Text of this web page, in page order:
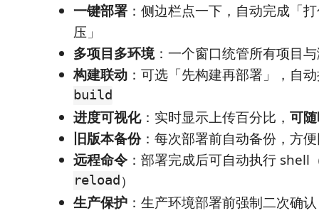
一键部署 ：侧边栏点一下，自动完成「
压」
多项目多环境：一个窗口统管所有项目
构建联动 ：可选「先构建再部署」，自
build
进度可视化：实时显示上传百分比， 可
旧版本备份：每次部署前自动备份，方
远程命令 ：部署完成后可自动执行 shell
reload）
生产保护 ：生产环境部署前强制二次确认